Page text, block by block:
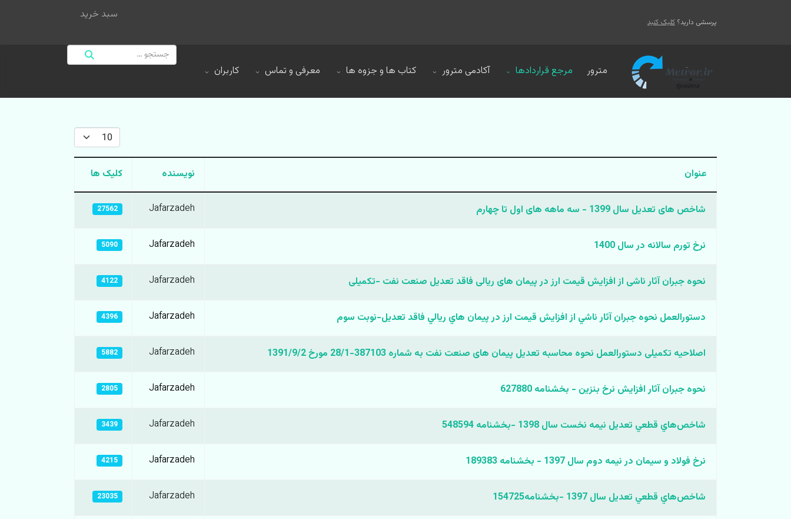
پرسشی دارید؟ کلیک کنید
سبد خرید
مترور مرجع قراردادها آکادمی مترور کتاب ها و جزوه ها معرفی و تماس کاربران
نمایش #
عنوان نویسنده کلیک ها
شاخص های تعدیل سال 1399 - سه ماهه های اول تا چهارم Jafarzadeh
27562
نرخ تورم سالانه در سال 1400 Jafarzadeh
5090
نحوه جبران آثار ناشی از افزایش قیمت ارز در پیمان های ریالی فاقد تعدیل صنعت نفت -تکمیلی Jafarzadeh
4122
دستورالعمل نحوه جبران آثار ناشي از افزايش قيمت ارز در پيمان هاي ريالي فاقد تعديل-نوبت سوم Jafarzadeh
4396
اصلاحیه تکمیلی دستورالعمل نحوه محاسبه تعدیل پیمان های صنعت نفت به شماره 387103-28/1 مورخ 1391/9/2 Jafarzadeh
5882
ﻧﺤﻮه ﺟﺒﺮان آﺛﺎر اﻓﺰاﯾﺶ ﻧﺮخ ﺑﻨﺰﯾﻦ - بخشنامه 627880 Jafarzadeh
2805
شاخص‌هاي قطعي تعدیل نیمه نخست سال 1398 -بخشنامه 548594 Jafarzadeh
3439
نرخ فولاد و سیمان در نیمه دوم سال 1397 - بخشنامه 189383 Jafarzadeh
4215
شاخص‌هاي قطعي تعدیل سال 1397 -بخشنامه154725 Jafarzadeh
23035